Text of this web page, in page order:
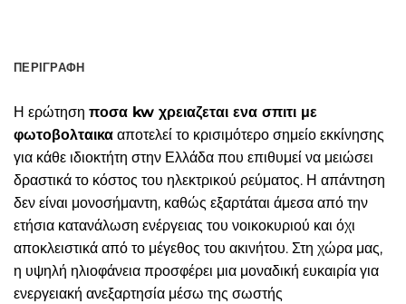
ΠΕΡΙΓΡΑΦΉ
Η ερώτηση ποσα kw χρειαζεται ενα σπιτι με
φωτοβολταικα αποτελεί το κρισιμότερο σημείο εκκίνησης
για κάθε ιδιοκτήτη στην Ελλάδα που επιθυμεί να μειώσει
δραστικά το κόστος του ηλεκτρικού ρεύματος. Η απάντηση
δεν είναι μονοσήμαντη, καθώς εξαρτάται άμεσα από την
ετήσια κατανάλωση ενέργειας του νοικοκυριού και όχι
αποκλειστικά από το μέγεθος του ακινήτου. Στη χώρα μας,
η υψηλή ηλιοφάνεια προσφέρει μια μοναδική ευκαιρία για
ενεργειακή ανεξαρτησία μέσω της σωστής